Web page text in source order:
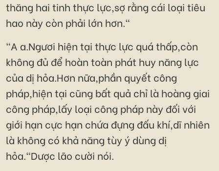
thăng hai tinh thực lực,sợ rằng cái loại tiêu
hao này còn phải lớn hơn."
"A a.Ngươi hiện tại thực lực quá thấp,còn
không đủ để hoàn toàn phát huy năng lực
của dị hỏa.Hơn nữa,phần quyết công
pháp,hiện tại cũng bất quả chỉ là hoàng giai
công pháp,lấy loại công pháp này đối với
giới hạn cực hạn chứa đựng đấu khí,dĩ nhiên
là không có khả năng tùy ý dùng dị
hỏa."Dược lão cười nói.